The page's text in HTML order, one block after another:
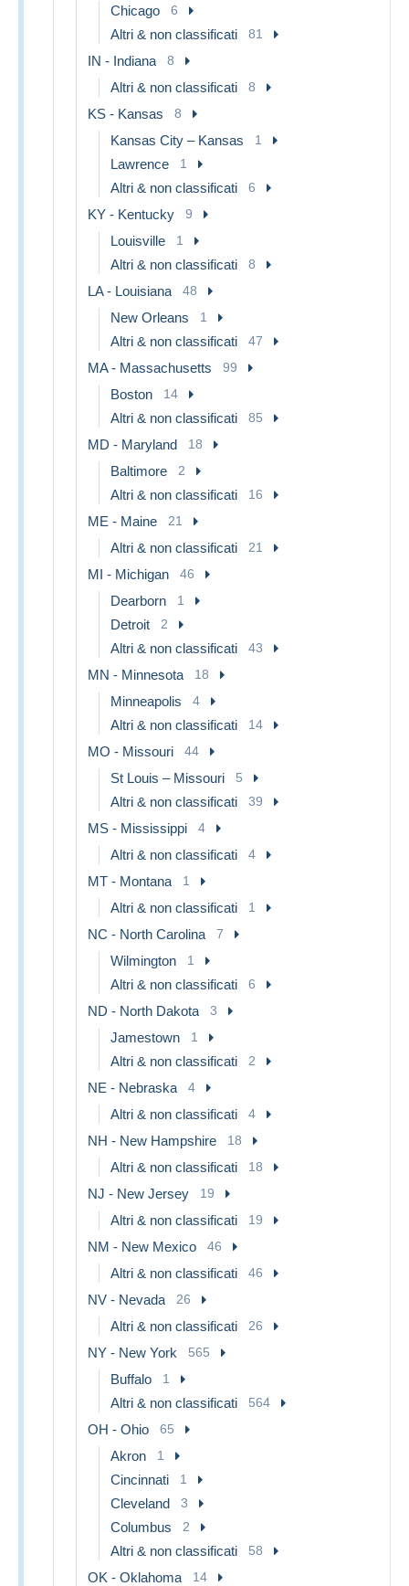
Chicago 6
Altri & non classificati 81
IN - Indiana 8
Altri & non classificati 8
KS - Kansas 8
Kansas City – Kansas 1
Lawrence 1
Altri & non classificati 6
KY - Kentucky 9
Louisville 1
Altri & non classificati 8
LA - Louisiana 48
New Orleans 1
Altri & non classificati 47
MA - Massachusetts 99
Boston 14
Altri & non classificati 85
MD - Maryland 18
Baltimore 2
Altri & non classificati 16
ME - Maine 21
Altri & non classificati 21
MI - Michigan 46
Dearborn 1
Detroit 2
Altri & non classificati 43
MN - Minnesota 18
Minneapolis 4
Altri & non classificati 14
MO - Missouri 44
St Louis – Missouri 5
Altri & non classificati 39
MS - Mississippi 4
Altri & non classificati 4
MT - Montana 1
Altri & non classificati 1
NC - North Carolina 7
Wilmington 1
Altri & non classificati 6
ND - North Dakota 3
Jamestown 1
Altri & non classificati 2
NE - Nebraska 4
Altri & non classificati 4
NH - New Hampshire 18
Altri & non classificati 18
NJ - New Jersey 19
Altri & non classificati 19
NM - New Mexico 46
Altri & non classificati 46
NV - Nevada 26
Altri & non classificati 26
NY - New York 565
Buffalo 1
Altri & non classificati 564
OH - Ohio 65
Akron 1
Cincinnati 1
Cleveland 3
Columbus 2
Altri & non classificati 58
OK - Oklahoma 14